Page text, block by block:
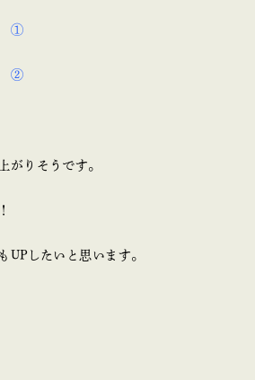
①
②
がりそうです。
UPしたいと思います。